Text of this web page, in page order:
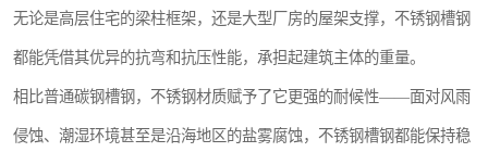
无论是高层住宅的梁柱框架，还是大型厂房的屋架支撑，不锈钢槽钢
都能凭借其优异的抗弯和抗压性能，承担起建筑主体的重量。
相比普通碳钢槽钢，不锈钢材质赋予了它更强的耐候性——面对风雨
侵蚀、潮湿环境甚至是沿海地区的盐雾腐蚀，不锈钢槽钢都能保持稳